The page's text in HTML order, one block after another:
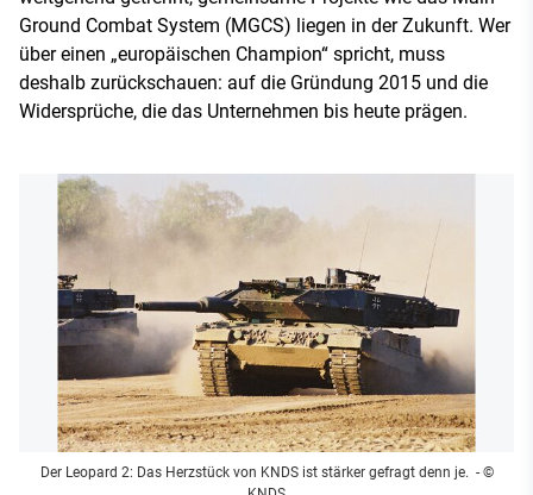
Ground Combat System (MGCS) liegen in der Zukunft. Wer
über einen „europäischen Champion“ spricht, muss
deshalb zurückschauen: auf die Gründung 2015 und die
Widersprüche, die das Unternehmen bis heute prägen.
Der Leopard 2: Das Herzstück von KNDS ist stärker gefragt denn je. - ©